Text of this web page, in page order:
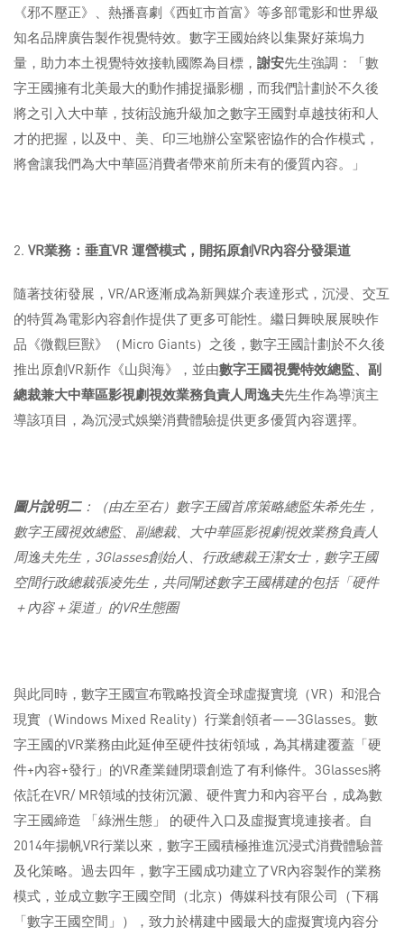
《邪不壓正》、熱播喜劇《西虹市首富》等多部電影和世界級
知名品牌廣告製作視覺特效。數字王國始終以集聚好萊塢力
量，助力本土視覺特效接軌國際為目標， 謝安先生強調：「數
字王國擁有北美最大的動作捕捉攝影棚，而我們計劃於不久後
將之引入大中華，技術設施升級加之數字王國對卓越技術和人
才的把握，以及中、美、印三地辦公室緊密協作的合作模式，
將會讓我們為大中華區消費者帶來前所未有的優質內容。」
VR業務：垂直VR 運營模式，開拓原創VR內容分發渠道
隨著技術發展，VR/AR逐漸成為新興媒介表達形式，沉浸、交互
的特質為電影內容創作提供了更多可能性。繼日舞映展展映作
品《微觀巨獸》（Micro Giants）之後，數字王國計劃於不久後
推出原創VR新作《山與海》，並由數字王國視覺特效總監、副
總裁兼大中華區影視劇視效業務負責人周逸夫先生作為導演主
導該項目，為沉浸式娛樂消費體驗提供更多優質內容選擇。
圖片說明二：（由左至右）數字王國首席策略總監朱希先生，
數字王國視效總監、副總裁、大中華區影視劇視效業務負責人
周逸夫先生， 3Glasses創始人、行政總裁王潔女士， 數字王國
空間行政總裁張凌先生， 共同闡述數字王國構建的包括「硬件
＋內容＋渠道」的VR生態圈
與此同時，數字王國宣布戰略投資全球虛擬實境（VR）和混合
現實（Windows Mixed Reality）行業創領者——3Glasses。數
字王國的VR業務由此延伸至硬件技術領域，為其構建覆蓋「硬
件+內容+發行」的VR產業鏈閉環創造了有利條件。3Glasses將
依託在VR/ MR領域的技術沉澱、硬件實力和內容平台，成為數
字王國締造 「綠洲生態」 的硬件入口及虛擬實境連接者。自
2014年揚帆VR行業以來，數字王國積極推進沉浸式消費體驗普
及化策略。過去四年，數字王國成功建立了VR內容製作的業務
模式，並成立數字王國空間（北京）傳媒科技有限公司（下稱
「數字王國空間」），致力於構建中國最大的虛擬實境內容分